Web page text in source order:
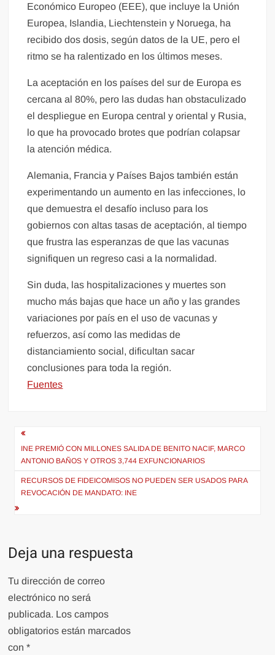
Económico Europeo (EEE), que incluye la Unión
Europea, Islandia, Liechtenstein y Noruega, ha
recibido dos dosis, según datos de la UE, pero el
ritmo se ha ralentizado en los últimos meses.
La aceptación en los países del sur de Europa es
cercana al 80%, pero las dudas han obstaculizado
el despliegue en Europa central y oriental y Rusia,
lo que ha provocado brotes que podrían colapsar
la atención médica.
Alemania, Francia y Países Bajos también están
experimentando un aumento en las infecciones, lo
que demuestra el desafío incluso para los
gobiernos con altas tasas de aceptación, al tiempo
que frustra las esperanzas de que las vacunas
signifiquen un regreso casi a la normalidad.
Sin duda, las hospitalizaciones y muertes son
mucho más bajas que hace un año y las grandes
variaciones por país en el uso de vacunas y
refuerzos, así como las medidas de
distanciamiento social, dificultan sacar
conclusiones para toda la región.
Fuentes
Navegación
de
entradas
INE PREMIÓ CON MILLONES SALIDA DE BENITO NACIF, MARCO
ANTONIO BAÑOS Y OTROS 3,744 EXFUNCIONARIOS
RECURSOS DE FIDEICOMISOS NO PUEDEN SER USADOS PARA
REVOCACIÓN DE MANDATO: INE
Deja una respuesta
Tu dirección de correo
electrónico no será
publicada. Los campos
obligatorios están marcados
con*